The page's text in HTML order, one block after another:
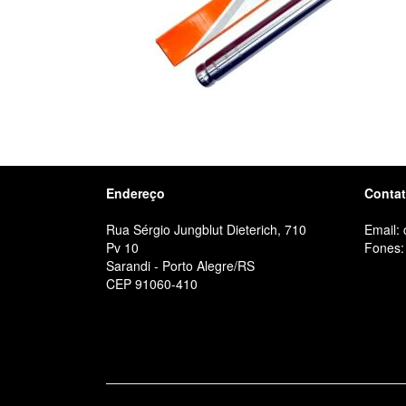
Endereço
Rua Sérgio Jungblut Dieterich, 710
Pv 10
Sarandi - Porto Alegre/RS
CEP 91060-410
Email: